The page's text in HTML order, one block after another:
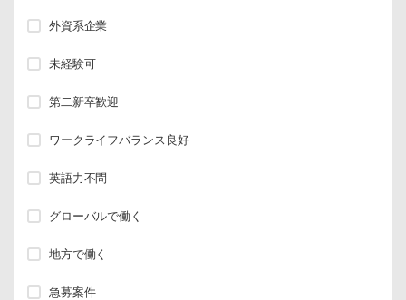
外資系企業
未経験可
第二新卒歓迎
ワークライフバランス良好
英語力不問
グローバルで働く
地方で働く
急募案件